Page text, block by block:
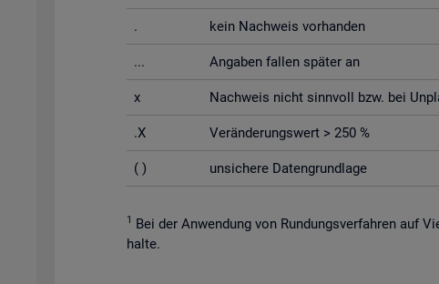
. kein Nach­weis vor­han­den
... An­ga­ben fal­len spä­ter an
x Nach­weis nicht sinn­voll bzw. bei
.X Ver­än­de­rungs­wert > 250 %
( ) un­si­che­re Da­ten­grund­la­ge
1 Bei der An­wen­dung von Run­dungs­ver­fah­ren auf
hal­te.